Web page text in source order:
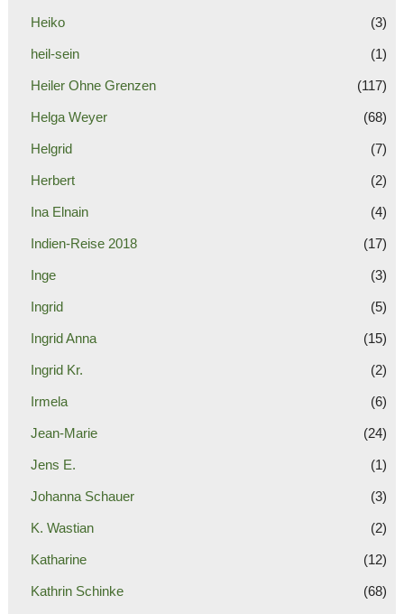
Heiko (3)
heil-sein (1)
Heiler Ohne Grenzen (117)
Helga Weyer (68)
Helgrid (7)
Herbert (2)
Ina Elnain (4)
Indien-Reise 2018 (17)
Inge (3)
Ingrid (5)
Ingrid Anna (15)
Ingrid Kr. (2)
Irmela (6)
Jean-Marie (24)
Jens E. (1)
Johanna Schauer (3)
K. Wastian (2)
Katharine (12)
Kathrin Schinke (68)